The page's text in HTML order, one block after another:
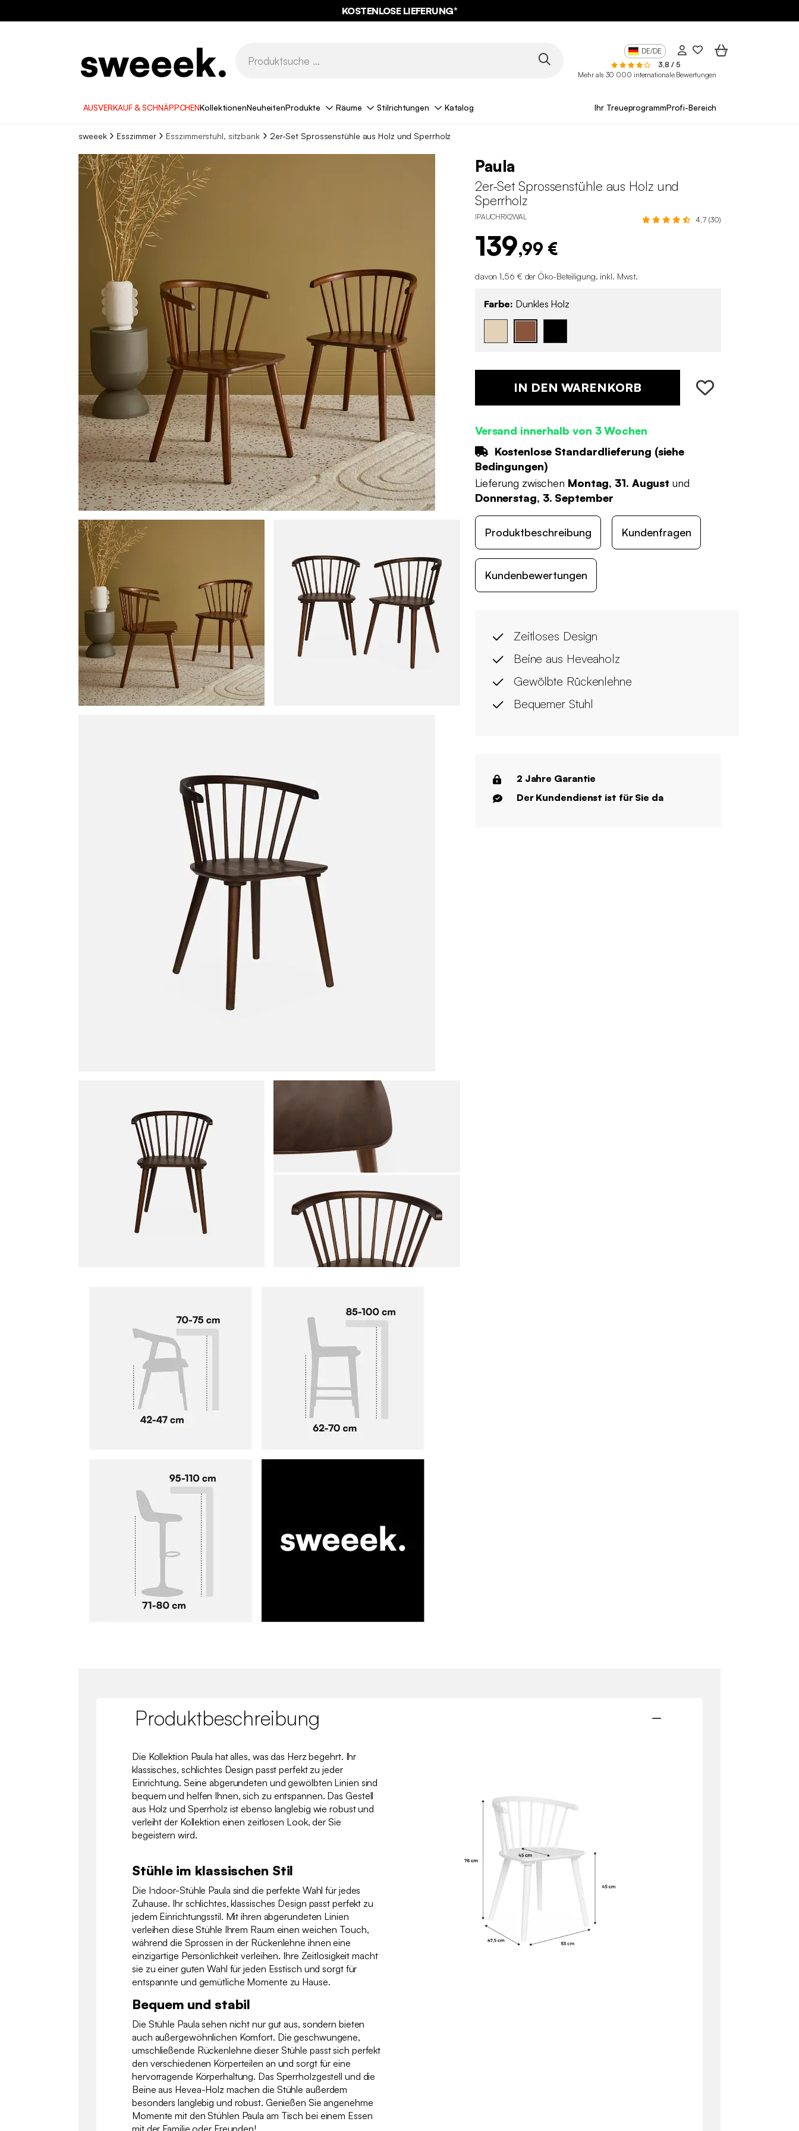
KOSTENLOSE LIEFERUNG*
DE/DE
3,8 / 5
Mehr als 30 000 internationale Bewertungen
AUSVERKAUF & SCHNÄPPCHENKollektionenNeuheitenProdukte Räume Stilrichtungen Katalog Ihr TreueprogrammProfi-Bereich
sweeek Esszimmer Esszimmerstuhl, sitzbank 2er-Set Sprossenstühle aus Holz und Sperrholz
Paula
2er-Set Sprossenstühle aus Holz und
Sperrholz
IPAUCHRX2WAL 4.7 (30)
139,99 €
davon 1,56 € der Öko-Beteiligung. inkl. Mwst.
Farbe: Dunkles Holz
IN DEN WARENKORB
Versand innerhalb von 3 Wochen
Kostenlose Standardlieferung (siehe
Bedingungen)
Lieferung zwischen Montag, 31. August und
Donnerstag, 3. September
Produktbeschreibung Kundenfragen
Kundenbewertungen
Zeitloses Design
Beine aus Heveaholz
Gewölbte Rückenlehne
Bequemer Stuhl
2 Jahre Garantie
Der Kundendienst ist für Sie da
Produktbeschreibung
Die Kollektion Paula hat alles, was das Herz begehrt. Ihr
klassisches, schlichtes Design passt perfekt zu jeder
Einrichtung. Seine abgerundeten und gewölbten Linien sind
bequem und helfen Ihnen, sich zu entspannen. Das Gestell
aus Holz und Sperrholz ist ebenso langlebig wie robust und
verleiht der Kollektion einen zeitlosen Look, der Sie
begeistern wird.
Stühle im klassischen Stil
Die Indoor-Stühle Paula sind die perfekte Wahl für jedes
Zuhause. Ihr schlichtes, klassisches Design passt perfekt zu
jedem Einrichtungsstil. Mit ihren abgerundeten Linien
verleihen diese Stühle Ihrem Raum einen weichen Touch,
während die Sprossen in der Rückenlehne ihnen eine
einzigartige Persönlichkeit verleihen. Ihre Zeitlosigkeit macht
sie zu einer guten Wahl für jeden Esstisch und sorgt für
entspannte und gemütliche Momente zu Hause.
Bequem und stabil
Die Stühle Paula sehen nicht nur gut aus, sondern bieten
auch außergewöhnlichen Komfort. Die geschwungene,
umschließende Rückenlehne dieser Stühle passt sich perfekt
den verschiedenen Körperteilen an und sorgt für eine
hervorragende Körperhaltung. Das Sperrholzgestell und die
Beine aus Hevea-Holz machen die Stühle außerdem
besonders langlebig und robust. Genießen Sie angenehme
Momente mit den Stühlen Paula am Tisch bei einem Essen
mit der Familie oder Freunden!